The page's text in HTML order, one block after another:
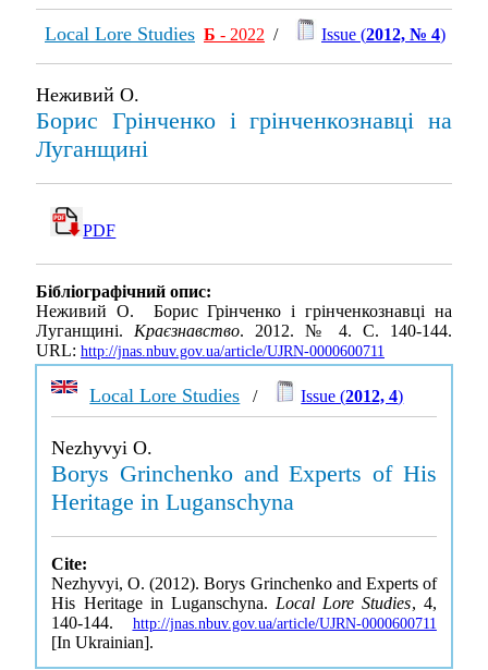
Local Lore Studies Б - 2022 / Issue (2012, № 4)
Неживий О.
Борис Грінченко і грінченкознавці на
Луганщині
PDF
Бібліографічний опис:
Неживий О. Борис Грінченко і грінченкознавці на
Луганщині. Краєзнавство. 2012. № 4. С. 140-144.
URL: http://jnas.nbuv.gov.ua/article/UJRN-0000600711
Local Lore Studies / Issue (2012, 4)
Nezhyvyi O.
Borys Grinchenko and Experts of His
Heritage in Luganschyna
Cite:
Nezhyvyi, O. (2012). Borys Grinchenko and Experts of
His Heritage in Luganschyna. Local Lore Studies, 4,
140-144. http://jnas.nbuv.gov.ua/article/UJRN-0000600711
[In Ukrainian].